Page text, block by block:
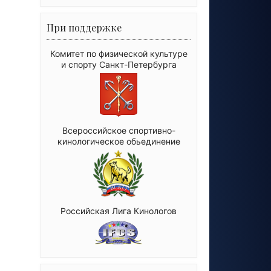
При поддержке
Комитет по физической культуре
и спорту Санкт-Петербурга
Всероссийское спортивно-
кинологическое обьединение
Российская Лига Кинологов